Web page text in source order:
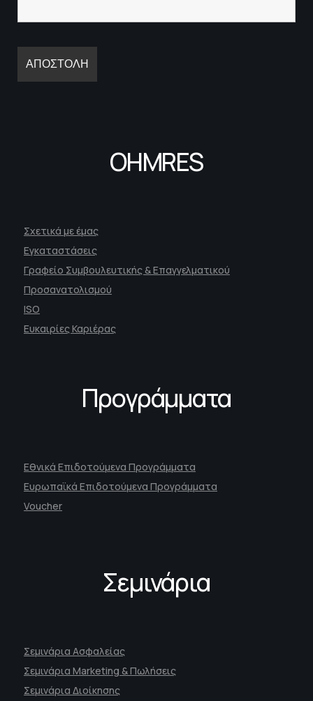
OHMRES
Σχετικά με έμας
Εγκαταστάσεις
Γραφείο Συμβουλευτικής & Επαγγελματικού
Προσανατολισμού
ISO
Ευκαιρίες Καριέρας
Προγράμματα
Εθνικά Επιδοτούμενα Προγράμματα
Ευρωπαϊκά Επιδοτούμενα Προγράμματα
Voucher
Σεμινάρια
Σεμινάρια Ασφαλείας
Σεμινάρια Marketing & Πωλήσεις
Σεμινάρια Διοίκησης